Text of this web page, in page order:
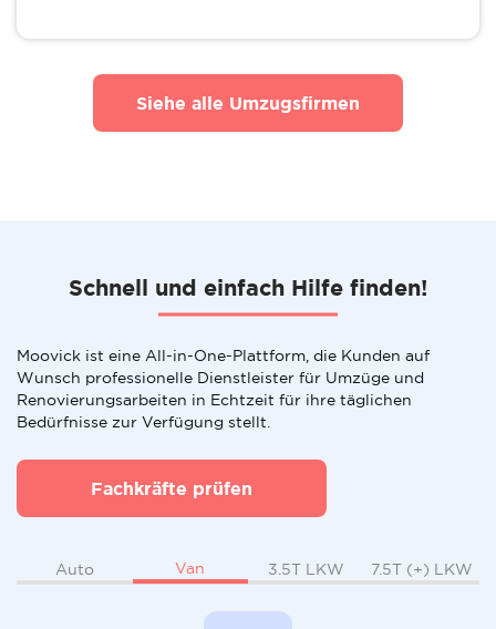
Siehe alle Umzugsfirmen
Schnell und einfach Hilfe finden!
Moovick ist eine All-in-One-Plattform, die Kunden auf
Wunsch professionelle Dienstleister für Umzüge und
Renovierungsarbeiten in Echtzeit für ihre täglichen
Bedürfnisse zur Verfügung stellt.
Fachkräfte prüfen
Auto Van 3.5T LKW 7.5T (+) LKW